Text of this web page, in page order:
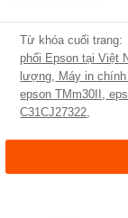
phối Epson tại Việt
lượng, Máy in
epson TMm30II ,
C31CJ27322,